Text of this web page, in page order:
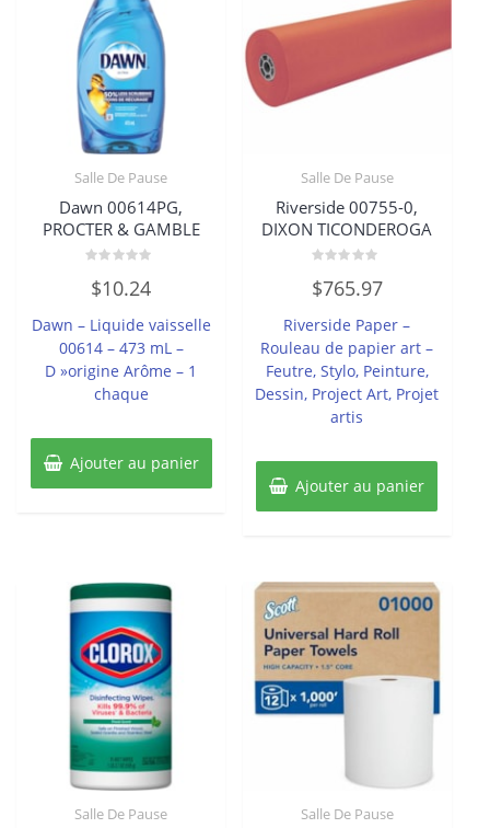
Salle De Pause
Dawn 00614PG,
PROCTER & GAMBLE
0
sur
$10.24
Dawn – Liquide vaisselle
00614 – 473 mL –
D »origine Arôme – 1
chaque
Ajouter au panier
Salle De Pause
Riverside 00755-0,
DIXON TICONDEROGA
0
sur
$765.97
Riverside Paper –
Rouleau de papier art –
Feutre, Stylo, Peinture,
Dessin, Project Art, Projet
artis
Ajouter au panier
Salle De Pause Salle De Pause